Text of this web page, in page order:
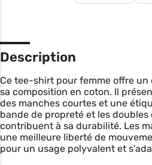
Description
Ce tee-shirt pour femme offre
sa composition en coton. Il
des manches courtes et une
bande de propreté et les
contribuent à sa durabilité. Les
une meilleure liberté de
pour un usage polyvalent et